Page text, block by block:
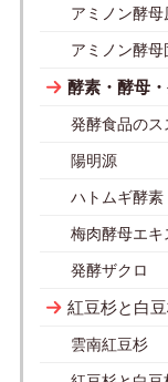
アミノン酵
アミノン酵
酵素・酵母
発酵食品のス
陽明源
ハトムギ酵素
梅肉酵母エ
発酵ザクロ
紅豆杉と白
雲南紅豆杉